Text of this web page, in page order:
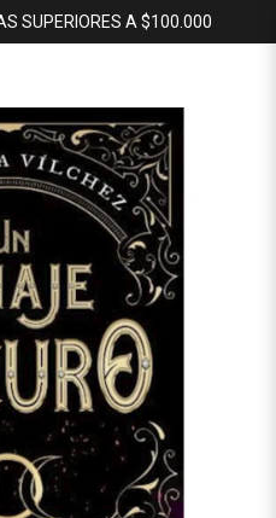
SUPERIORES A $100.000